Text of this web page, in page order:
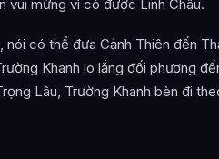
vui mừng vì có được Linh Châu.
có thể đưa Cảnh Thiên đến
Khanh lo lắng đối phương
Lâu, Trường Khanh bèn đi